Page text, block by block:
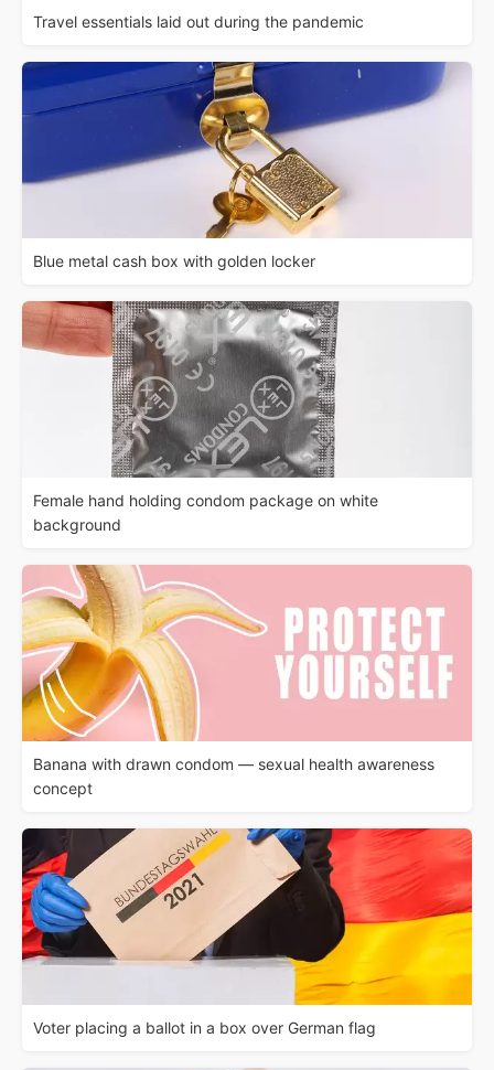
Travel essentials laid out during the pandemic
Blue metal cash box with golden locker
Female hand holding condom package on white
background
Banana with drawn condom — sexual health awareness
concept
Voter placing a ballot in a box over German flag